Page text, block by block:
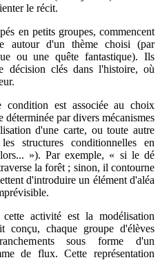
le récit.
en petits groupes, commencent
autour d'un thème choisi (par
ou une quête fantastique). Ils
décision clés dans l'histoire, où
condition est associée au choix
par divers mécanismes
d'une carte, ou toute autre
structures conditionnelles en
»). Par exemple, « si le dé
la forêt ; sinon, il contourne
d'introduire un élément d'aléa
activité est la modélisation
chaque groupe d'élèves
sous forme d'un
de flux. Cette représentation